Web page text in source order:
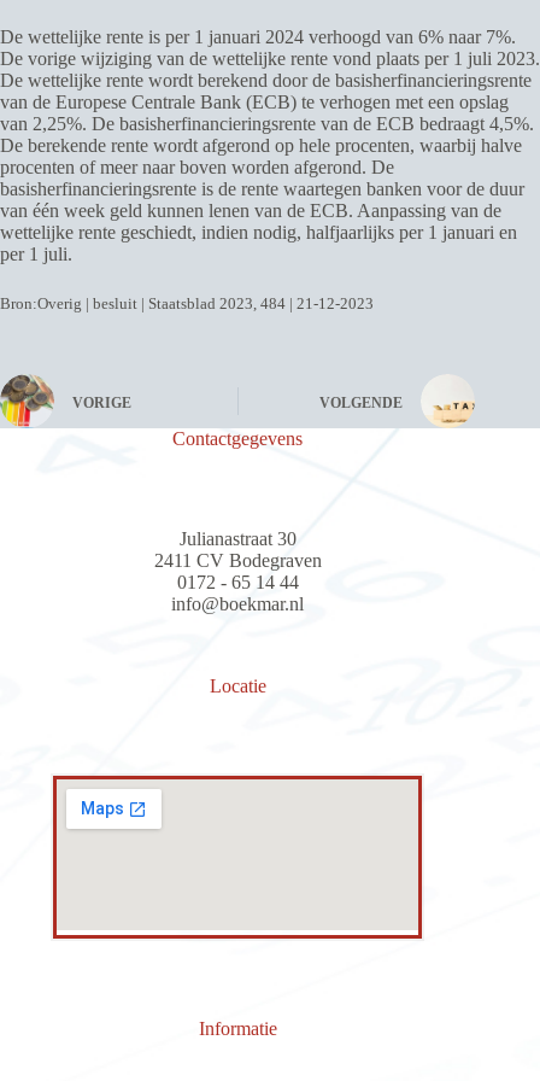
De wettelijke rente is per 1 januari 2024 verhoogd van 6% naar 7%.
De vorige wijziging van de wettelijke rente vond plaats per 1 juli 2023.
De wettelijke rente wordt berekend door de basisherfinancieringsrente
van de Europese Centrale Bank (ECB) te verhogen met een opslag
van 2,25%. De basisherfinancieringsrente van de ECB bedraagt 4,5%.
De berekende rente wordt afgerond op hele procenten, waarbij halve
procenten of meer naar boven worden afgerond. De
basisherfinancieringsrente is de rente waartegen banken voor de duur
van één week geld kunnen lenen van de ECB. Aanpassing van de
wettelijke rente geschiedt, indien nodig, halfjaarlijks per 1 januari en
per 1 juli.
Bron:Overig | besluit | Staatsblad 2023, 484 | 21-12-2023
VORIGE VOLGENDE
Contactgegevens
Julianastraat 30
2411 CV Bodegraven
0172 - 65 14 44
info@boekmar.nl
Locatie
Informatie